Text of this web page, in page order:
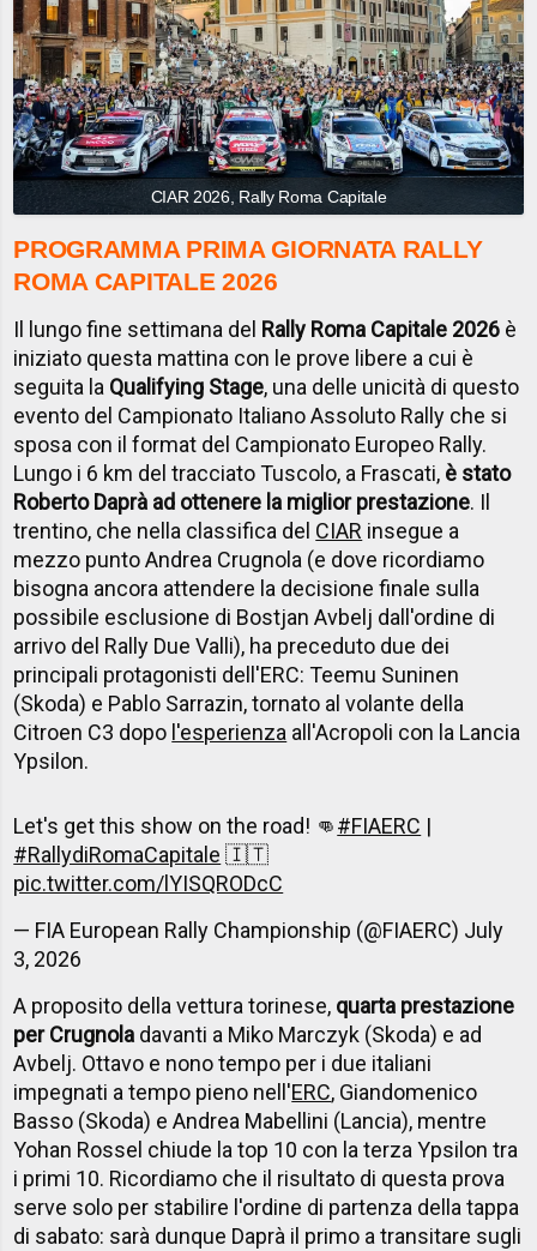
CIAR 2026, Rally Roma Capitale
PROGRAMMA PRIMA GIORNATA RALLY
ROMA CAPITALE 2026
Il lungo fine settimana del Rally Roma Capitale 2026 è
iniziato questa mattina con le prove libere a cui è
seguita la Qualifying Stage, una delle unicità di questo
evento del Campionato Italiano Assoluto Rally che si
sposa con il format del Campionato Europeo Rally.
Lungo i 6 km del tracciato Tuscolo, a Frascati, è stato
Roberto Daprà ad ottenere la miglior prestazione. Il
trentino, che nella classifica del CIAR insegue a
mezzo punto Andrea Crugnola (e dove ricordiamo
bisogna ancora attendere la decisione finale sulla
possibile esclusione di Bostjan Avbelj dall'ordine di
arrivo del Rally Due Valli), ha preceduto due dei
principali protagonisti dell'ERC: Teemu Suninen
(Skoda) e Pablo Sarrazin, tornato al volante della
Citroen C3 dopo l'esperienza all'Acropoli con la Lancia
Ypsilon.
Let's get this show on the road! 👊#FIAERC |
#RallydiRomaCapitale 🇮🇹
pic.twitter.com/lYISQRODcC
— FIA European Rally Championship (@FIAERC) July
3, 2026
A proposito della vettura torinese, quarta prestazione
per Crugnola davanti a Miko Marczyk (Skoda) e ad
Avbelj. Ottavo e nono tempo per i due italiani
impegnati a tempo pieno nell'ERC, Giandomenico
Basso (Skoda) e Andrea Mabellini (Lancia), mentre
Yohan Rossel chiude la top 10 con la terza Ypsilon tra
i primi 10. Ricordiamo che il risultato di questa prova
serve solo per stabilire l'ordine di partenza della tappa
di sabato: sarà dunque Daprà il primo a transitare sugli